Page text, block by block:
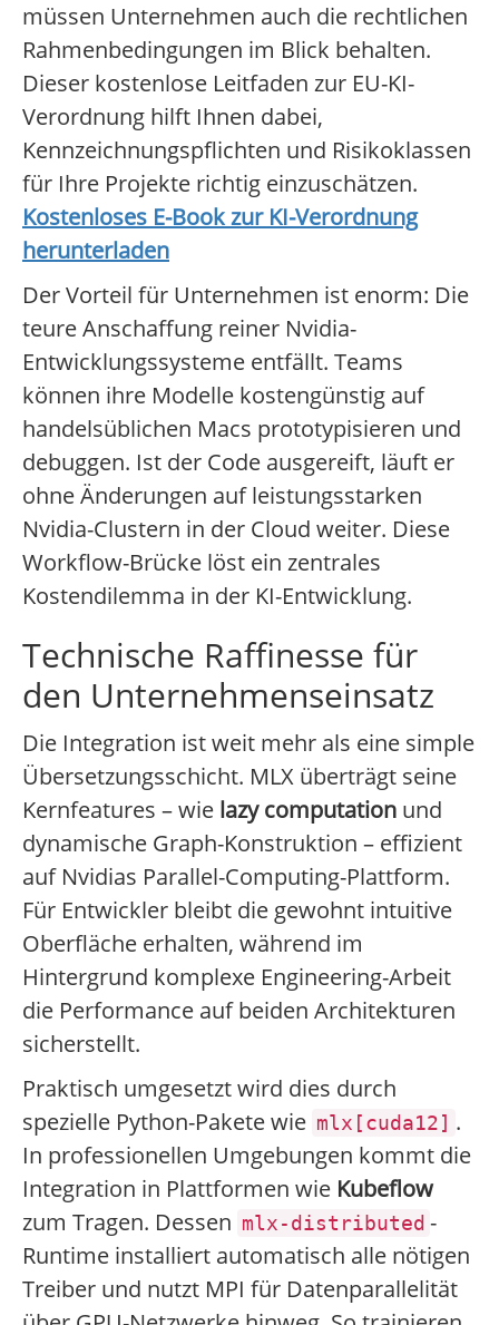
müssen Unternehmen auch die rechtlichen
Rahmenbedingungen im Blick behalten.
Dieser kostenlose Leitfaden zur EU-KI-
Verordnung hilft Ihnen dabei,
Kennzeichnungspflichten und Risikoklassen
für Ihre Projekte richtig einzuschätzen.
Kostenloses E-Book zur KI-Verordnung
herunterladen
Der Vorteil für Unternehmen ist enorm: Die
teure Anschaffung reiner Nvidia-
Entwicklungssysteme entfällt. Teams
können ihre Modelle kostengünstig auf
handelsüblichen Macs prototypisieren und
debuggen. Ist der Code ausgereift, läuft er
ohne Änderungen auf leistungsstarken
Nvidia-Clustern in der Cloud weiter. Diese
Workflow-Brücke löst ein zentrales
Kostendilemma in der KI-Entwicklung.
Technische Raffinesse für
den Unternehmenseinsatz
Die Integration ist weit mehr als eine simple
Übersetzungsschicht. MLX überträgt seine
Kernfeatures – wie lazy computation und
dynamische Graph-Konstruktion – effizient
auf Nvidias Parallel-Computing-Plattform.
Für Entwickler bleibt die gewohnt intuitive
Oberfläche erhalten, während im
Hintergrund komplexe Engineering-Arbeit
die Performance auf beiden Architekturen
sicherstellt.
Praktisch umgesetzt wird dies durch
spezielle Python-Pakete wie mlx[cuda12] .
In professionellen Umgebungen kommt die
Integration in Plattformen wie Kubeflow
zum Tragen. Dessen mlx-distributed -
Runtime installiert automatisch alle nötigen
Treiber und nutzt MPI für Datenparallelität